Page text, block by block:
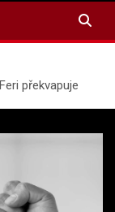
překvapuje